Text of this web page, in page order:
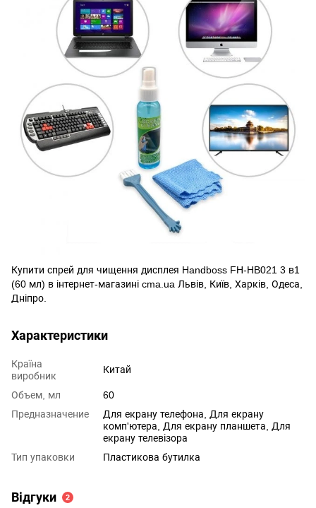
Купити спрей для чищення дисплея Handboss FH-HB021 3 в1
(60 мл) в інтернет-магазині cma.ua Львів, Київ, Харків, Одеса,
Дніпро.
Характеристики
Країна
виробник
Китай
Объем, мл
60
Предназначение
Для екрану телефона, Для екрану
комп'ютера, Для екрану планшета, Для
екрану телевізора
Тип упаковки
Пластикова бутилка
Відгуки 2